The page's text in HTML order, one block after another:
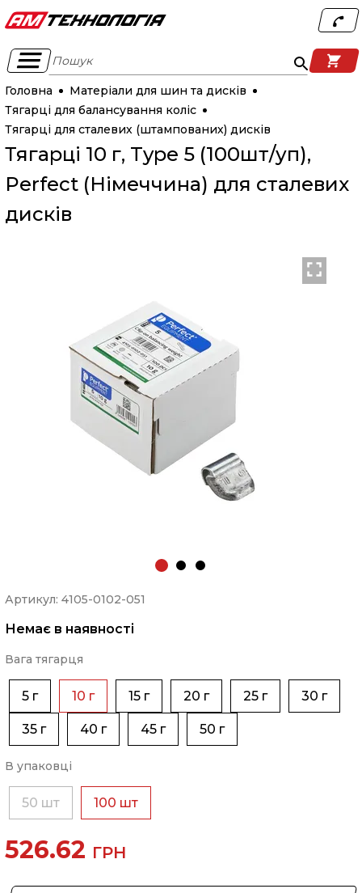
Пошук
Головна
Матеріали для шин та дисків
Тягарці для балансування коліс
Тягарці для сталевих (штампованих) дисків
Тягарці 10 г, Type 5 (100шт/уп),
Perfect (Німеччина) для сталевих
дисків
Артикул: 4105-0102-051
Немає в наявності
Вага тягарця
5 г 10 г 15 г 20 г 25 г 30 г
35 г 40 г 45 г 50 г
В упаковці
50 шт 100 шт
526.62 ГРН